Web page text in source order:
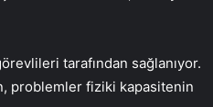
tarafından sağlanıyor.
problemler fiziki kapasitenin